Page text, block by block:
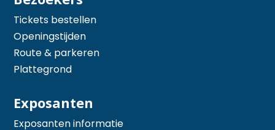
Tickets bestellen
Openingstijden
Route & parkeren
Plattegrond
Exposanten
Exposanten informatie